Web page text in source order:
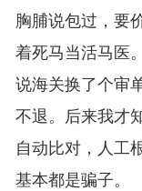
胸脯说包过，要
着死马当活马医
说海关换了个审
不退。后来我才
自动比对，人工
基本都是骗子。